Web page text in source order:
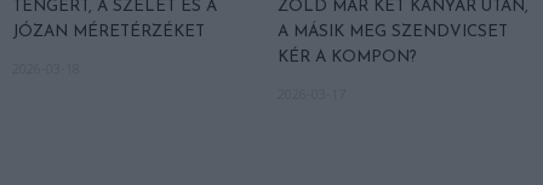
TENGERT, A SZELET ÉS A
JÓZAN MÉRETÉRZÉKET
ZÖLD MÁR KÉT KANYAR UTÁN,
A MÁSIK MEG SZENDVICSET
KÉR A KOMPON?